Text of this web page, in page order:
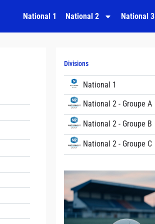
National 1 National 2 National 3
Divisions
National 1
National 2 - Groupe A
National 2 - Groupe B
National 2 - Groupe C